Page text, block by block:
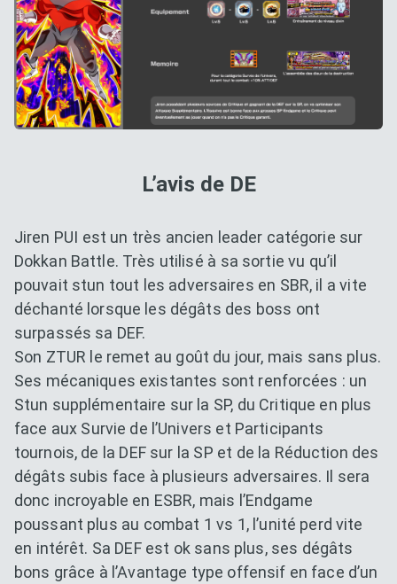
L’avis de DE
Jiren PUI est un très ancien leader catégorie sur
Dokkan Battle. Très utilisé à sa sortie vu qu’il
pouvait stun tout les adversaires en SBR, il a vite
déchanté lorsque les dégâts des boss ont
surpassés sa DEF.
Son ZTUR le remet au goût du jour, mais sans plus.
Ses mécaniques existantes sont renforcées : un
Stun supplémentaire sur la SP, du Critique en plus
face aux Survie de l’Univers et Participants
tournois, de la DEF sur la SP et de la Réduction des
dégâts subis face à plusieurs adversaires. Il sera
donc incroyable en ESBR, mais l’Endgame
poussant plus au combat 1 vs 1, l’unité perd vite
en intérêt. Sa DEF est ok sans plus, ses dégâts
bons grâce à l’Avantage type offensif en face d’un